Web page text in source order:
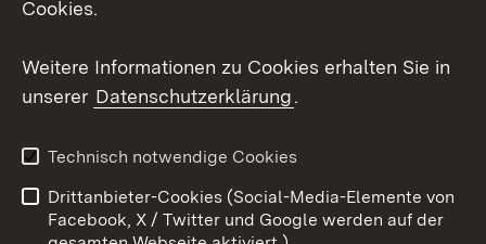
Youtube
Kontakt
Datenschutz
Barrierefreiheit
Impressum Cookies
Cookies.
Weitere Informationen zu Cookies erhalten Sie in
unserer Datenschutzerklärung.
Technisch notwendige Cookies
Drittanbieter-Cookies (Social-Media-Elemente von
Facebook, X / Twitter und Google werden auf der